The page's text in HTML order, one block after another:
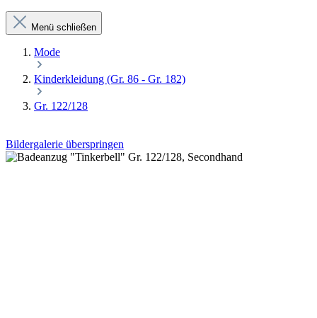
Menü schließen
Mode
Kinderkleidung (Gr. 86 - Gr. 182)
Gr. 122/128
Bildergalerie überspringen